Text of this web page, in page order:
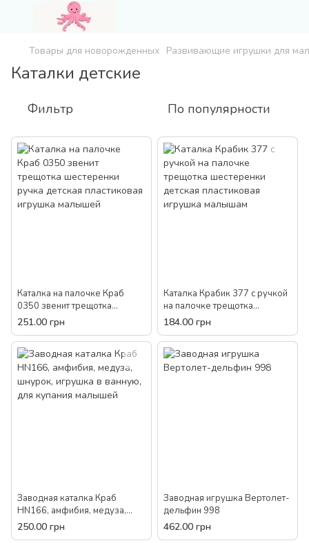
Товары для новорожденных Развивающие игрушки для
Каталки детские
Фильтр По популярности
Каталка на палочке Краб
0350 звенит трещотка
шестеренки ручка детская
пластиковая игрушка
малышей
251.00 грн
Каталка Крабик 377 с ручкой
на палочке трещотка
шестеренки детская
пластиковая игрушка
малышам
184.00 грн
Заводная каталка Краб
HN166, амфибия, медуза,
шнурок, игрушка в ванную,
для купания малышей
250.00 грн
Заводная игрушка Вертолет-
дельфин 998
462.00 грн